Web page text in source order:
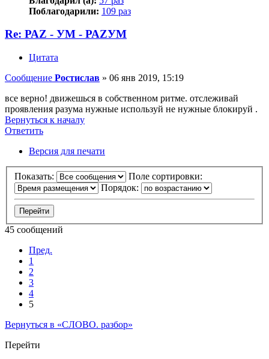
Поблагодарили: 109 раз
Re: РАZ - УМ - РАZУМ
Цитата
Сообщение Ростислав » 06 янв 2019, 15:19
все верно! движешься в собственном ритме. отслеживай
проявления разума нужные используй не нужные блокируй .
Вернуться к началу
Ответить
Версия для печати
Показать:
Поле сортировки:
Порядок:
45 сообщений
Пред.
1
2
3
4
5
Вернуться в «СЛОВО. разбор»
Перейти